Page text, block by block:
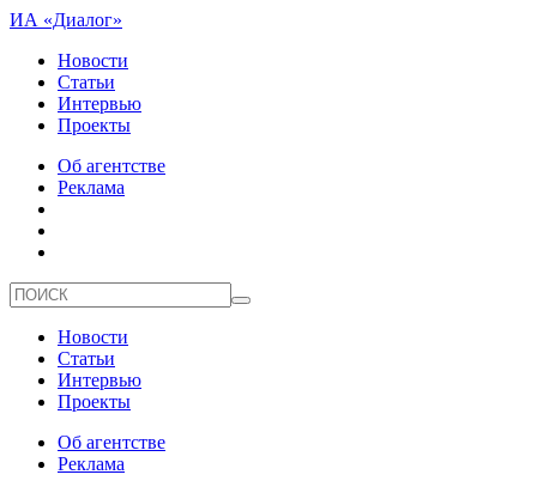
ИА «Диалог»
Новости
Статьи
Интервью
Проекты
Об агентстве
Реклама
Новости
Статьи
Интервью
Проекты
Об агентстве
Реклама